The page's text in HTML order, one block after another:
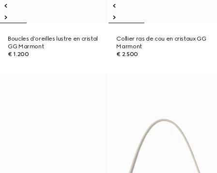
Boucles d’oreilles lustre en cristal
GG Marmont
€ 1.200
Collier ras de cou en cristaux GG
Marmont
€ 2.500